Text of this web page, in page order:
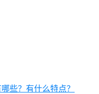
些？有什么特点？